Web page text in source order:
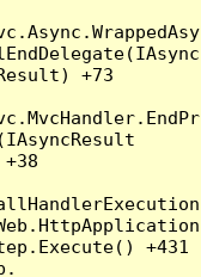
+73
+431